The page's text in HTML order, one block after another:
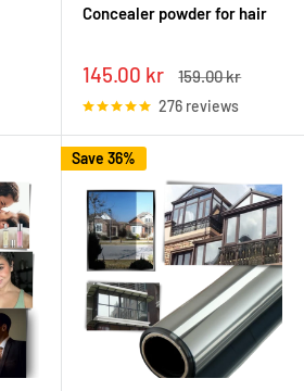
Concealer powder for hair
Sale
price
145.00 kr
Regular
159.00 kr
276 reviews
Save 36%